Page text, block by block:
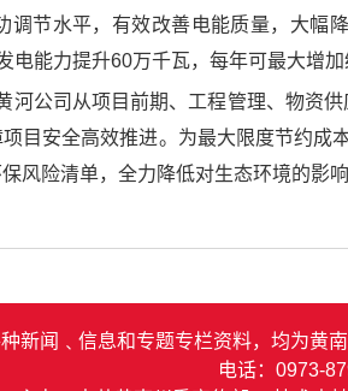
节水平，有效改善电能质量，大
电能力提升60万千瓦，每年可最大增加
河公司从项目前期、工程管理、物资
目安全高效推进。为最大限度节约成
风险清单，全力降低对生态环境的影响
新闻﹑信息和专题专栏资料，均为黄
电话：0973-